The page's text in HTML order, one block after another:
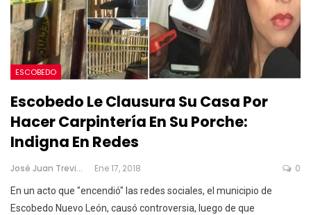
ESCOBEDO
Escobedo Le Clausura Su Casa Por
Hacer Carpintería En Su Porche:
Indigna En Redes
José Juan Treviño Ene 17, 2018 0
En un acto que "encendió" las redes sociales, el municipio de
Escobedo Nuevo León, causó controversia, luego de que